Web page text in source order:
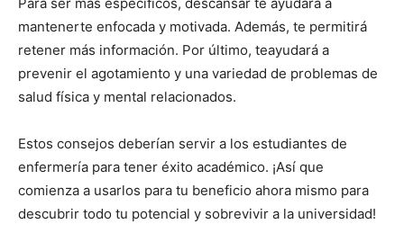
mantenerte enfocada y motivada. Además, te permitirá
retener más información. Por último, teayudará a
prevenir el agotamiento y una variedad de problemas de
salud física y mental relacionados.
Estos consejos deberían servir a los estudiantes de
enfermería para tener éxito académico. ¡Así que
comienza a usarlos para tu beneficio ahora mismo para
descubrir todo tu potencial y sobrevivir a la universidad!